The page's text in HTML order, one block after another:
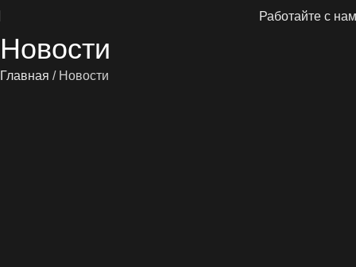
Работайте с
Новости
Главная / Новости